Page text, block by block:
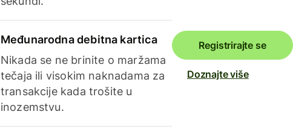
Međunarodna debitna kartica
Nikada se ne brinite o maržama
tečaja ili visokim naknadama za
transakcije kada trošite u
inozemstvu.
Registrirajte se
Doznajte više